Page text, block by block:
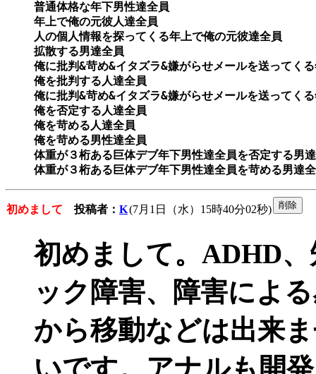
普通体格な年下男性達全員
年上で俺の元彼人達全員
人の個人情報を探ってくる年上で俺の元彼達全員
拡散する男達全員
俺に批判&苛め&イタズラ&嫌がらせメールを送ってく
俺を批判する人達全員
俺に批判&苛め&イタズラ&嫌がらせメールを送ってく
俺を否定する人達全員
俺を苛める人達全員
俺を苛める男性達全員
体重が３桁ある巨体デブ年下男性達全員を否定する男
体重が３桁ある巨体デブ年下男性達全員を苛める男
初めまして 投稿者： K(7月1日（水）15時40分02秒)
初めまして。ADHD
ック障害、障害によ
から移動などは出来